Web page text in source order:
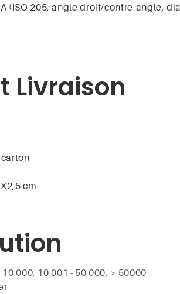
(ISO 205, angle droit/contre-angle,
Livraison
cm
000, 10 001 - 50 000, > 50000